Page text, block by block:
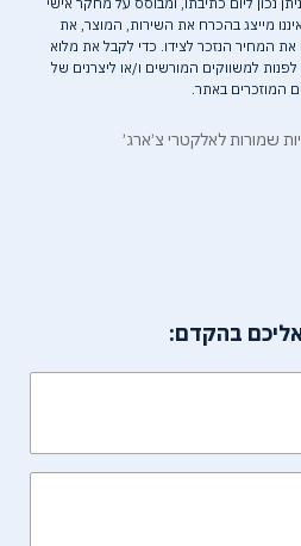
מייצג בהכרח את השירות, המוצר, את
את המחיר הנזכר לצידו. כדי לקבל את מלוא
למשווקים המורשים ו/או ליצרנים של
המוזכרים באתר.
בהקדם: